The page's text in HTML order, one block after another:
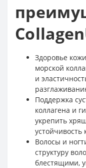
Здоровье
морской
и
Поддержка
коллагена и
укрепить
устойчивость
Волосы и
структуру
блестящими,